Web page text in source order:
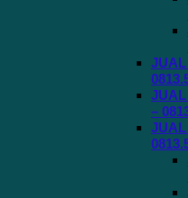
JUAL
JUAL
–
JUAL